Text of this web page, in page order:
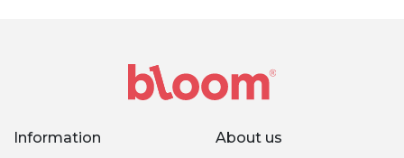
Information About us